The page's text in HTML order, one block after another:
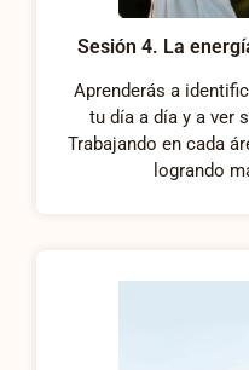
Sesión 4. La
Aprenderás a
tu día a día y a ver
Trabajando en cada
logrando